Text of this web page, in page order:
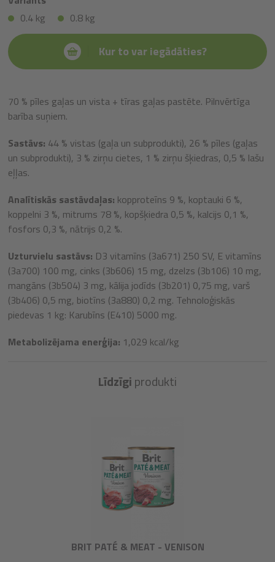
0.4 kg
0.8 kg
Kur to var iegādāties?
70 % pīles gaļas un vista + tīras gaļas pastēte. Pilnvērtīga
barība suņiem.
Sastāvs: 44 % vistas (gaļa un subprodukti), 26 % pīles (gaļas
un subprodukti), 3 % zirņu cietes, 1 % zirņu šķiedras, 0,5 % lašu
eļļas.
Analītiskās sastāvdaļas: kopproteīns 9 %, koptauki 6 %,
koppelni 3 %, mitrums 78 %, kopšķiedra 0,5 %, kalcijs 0,1 %,
fosfors 0,3 %, nātrijs 0,2 %.
Uzturvielu sastāvs: D3 vitamīns (3a671) 250 SV, E vitamīns
(3a700) 100 mg, cinks (3b606) 15 mg, dzelzs (3b106) 10 mg,
mangāns (3b504) 3 mg, kālija jodīds (3b201) 0,75 mg, varš
(3b406) 0,5 mg, biotīns (3a880) 0,2 mg. Tehnoloģiskās
piedevas 1 kg: Karubīns (E410) 5000 mg.
Metabolizējama enerģija: 1,029 kcal/kg
Līdzīgiprodukti
BRIT PATÉ & MEAT - VENISON